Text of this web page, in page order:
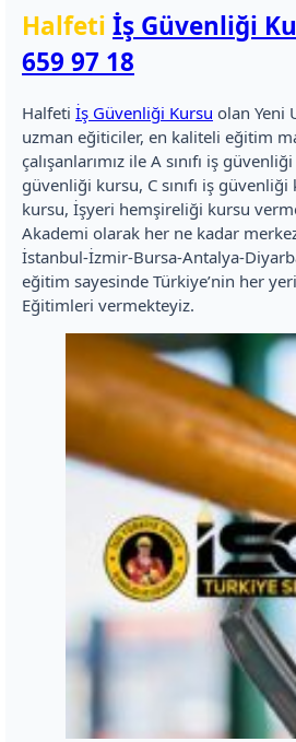
Halfeti İş Güvenliği
659 97 18
Halfeti İş Güvenliği Kursu olan Yeni
uzman eğiticiler, en kaliteli eğitim
çalışanlarımız ile A sınıfı iş
güvenliği kursu, C sınıfı iş
kursu, İşyeri hemşireliği kursu
Akademi olarak her ne kadar
İstanbul-İzmir-Bursa-Antalya-
eğitim sayesinde Türkiye’nin her
Eğitimleri vermekteyiz.